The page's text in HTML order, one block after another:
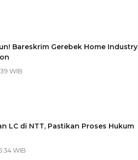
Bareskrim Gerebek Home Industry
WIB
LC di NTT, Pastikan Proses Hukum
WIB